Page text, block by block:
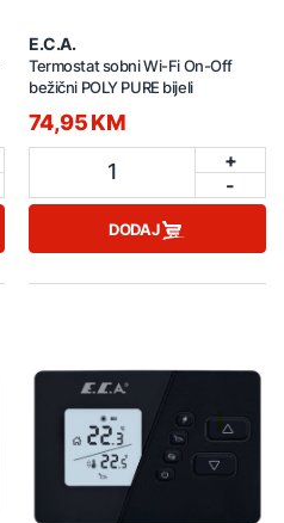
E.C.A.
Termostat sobni Wi-Fi On-Off
bežični POLY PURE bijeli
74,95 KM
1
+
-
DODAJ